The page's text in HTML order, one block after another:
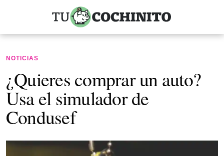
NOTICIAS
¿Quieres comprar un auto?
Usa el simulador de
Condusef